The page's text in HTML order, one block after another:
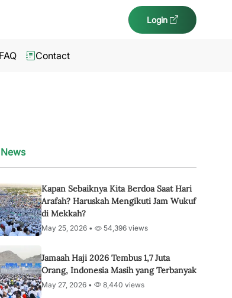
Login
Contact
Kapan Sebaiknya Kita Berdoa Saat Hari
Arafah? Haruskah Mengikuti Jam Wukuf
di Mekkah?
May 25, 2026 • 54,396 views
Jamaah Haji 2026 Tembus 1,7 Juta
Orang, Indonesia Masih yang Terbanyak
May 27, 2026 • 8,440 views